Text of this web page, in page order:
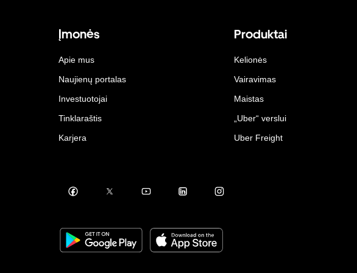
Įmonės
Apie mus
Naujienų portalas
Investuotojai
Tinklaraštis
Karjera
Produktai
Kelionės
Vairavimas
Maistas
„Uber“ verslui
Uber Freight